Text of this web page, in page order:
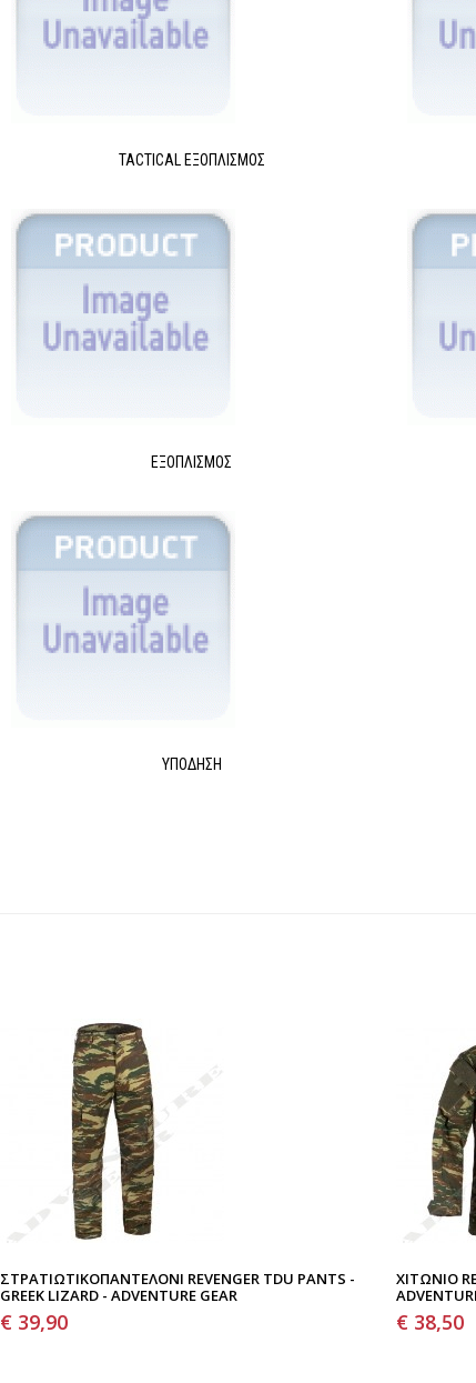
TACTICAL ΕΞΟΠΛΙΣΜΌΣ
ΕΞΟΠΛΙΣΜΌΣ
ΥΠΌΔΗΣΗ
ΣΤΡΑΤΙΩΤΙΚΌΠΑΝΤΕΛΌΝΙ REVENGER TDU PANTS -
GREEK LIZARD - ADVENTURE GEAR
€ 39,90
ΧΙΤΏΝΙΟ
€ 38,50